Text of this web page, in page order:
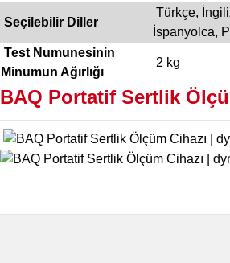
Seçilebilir Diller
Türkçe,
İspanyolca,
Test Numunesinin
Minumun Ağırlığı
2 kg
BAQ Portatif Sertlik